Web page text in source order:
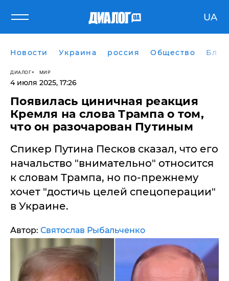
UA
Новости Украина россия Общество
ДИАЛОГ МИР
4 июля 2025, 17:26
Появилась циничная реакция
Кремля на слова Трампа о том,
что он разочарован Путиным
Спикер Путина Песков сказал, что его
начальство "внимательно" относится
к словам Трампа, но по-прежнему
хочет "достичь целей спецоперации"
в Украине.
Автор: Святослав Рыбальченко